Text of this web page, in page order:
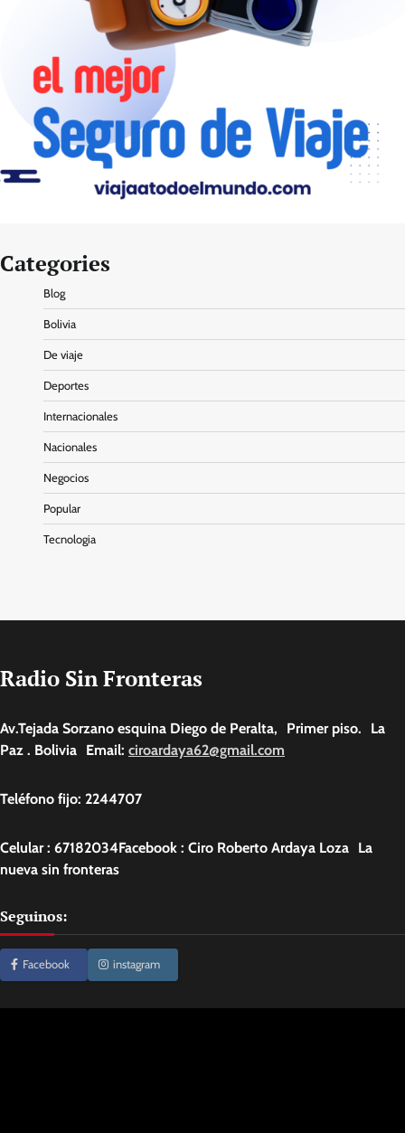
Categories
Blog
Bolivia
De viaje
Deportes
Internacionales
Nacionales
Negocios
Popular
Tecnologia
Radio Sin Fronteras
Av.Tejada Sorzano esquina Diego de Peralta, Primer piso. La
Paz . Bolivia Email: ciroardaya62@gmail.com
Teléfono fijo: 2244707
Celular : 67182034Facebook : Ciro Roberto Ardaya Loza La
nueva sin fronteras
Seguinos:
Facebook instagram